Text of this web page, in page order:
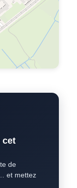
cet
de
et mettez